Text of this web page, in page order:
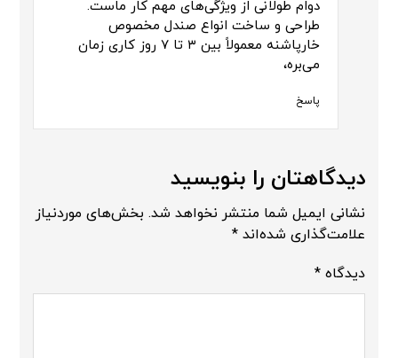
دوام طولانی از ویژگی‌های مهم کار ماست.
طراحی و ساخت انواع صندل مخصوص
خارپاشنه معمولاً بین ۳ تا ۷ روز کاری زمان
می‌بره،
پاسخ
دیدگاهتان را بنویسید
نشانی ایمیل شما منتشر نخواهد شد. بخش‌های موردنیاز
علامت‌گذاری شده‌اند*
دیدگاه*